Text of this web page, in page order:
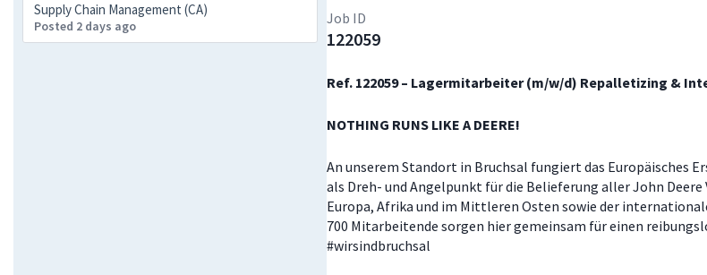
Supply Chain Management (CA)
Posted 2 days ago Job ID
122059
Ref. 122059 – Lagermitarbeiter (m/w/d) Repalletizing &
NOTHING RUNS LIKE A DEERE!
An unserem Standort in Bruchsal fungiert das Europäisches
als Dreh- und Angelpunkt für die Belieferung aller John
Europa, Afrika und im Mittleren Osten sowie der
700 Mitarbeitende sorgen hier gemeinsam für einen
#wirsindbruchsal